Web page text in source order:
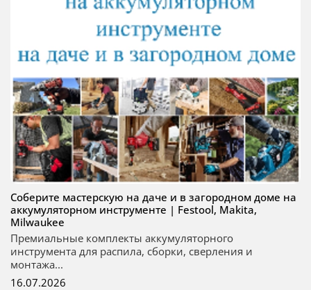
Соберите мастерскую на даче и в загородном доме на
аккумуляторном инструменте | Festool, Makita,
Milwaukee
Премиальные комплекты аккумуляторного
инструмента для распила, сборки, сверления и
монтажа...
16.07.2026